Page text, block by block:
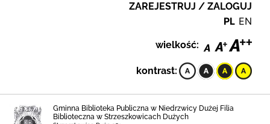
ZAREJESTRUJ / ZALOGUJ
PL EN
wielkość:
kontrast:
Gminna Biblioteka Publiczna w Niedrzwicy Dużej Filia
Biblioteczna w Strzeszkowicach Dużych